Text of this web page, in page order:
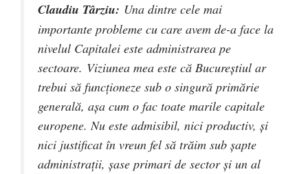
Claudiu Târziu: Una dintre cele mai
importante probleme cu care avem de-a face la
nivelul Capitalei este administrarea pe
sectoare. Viziunea mea este că Bucureștiul ar
trebui să funcționeze sub o singură primărie
generală, așa cum o fac toate marile capitale
europene. Nu este admisibil, nici productiv, și
nici justificat în vreun fel să trăim sub șapte
administrații, șase primari de sector și un al